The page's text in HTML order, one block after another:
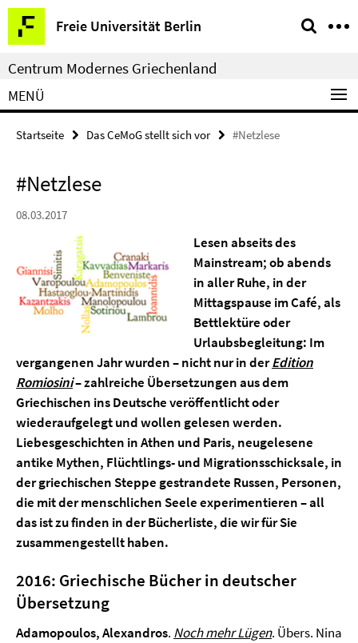
Springe
direkt
zu
Inhalt
Freie Universität Berlin
Service-
Navigation
Centrum Modernes Griechenland
MENÜ
Startseite Das CeMoG stellt sich vor #Netzlese
#Netzlese
08.03.2017
Lesen abseits des
Mainstream; ob abends
in aller Ruhe, in der
Mittagspause im Café, als
Bettlektüre oder
Urlaubsbegleitung: Im
vergangenen Jahr wurden – nicht nur in derEdition
Romiosini–zahlreiche Übersetzungen aus dem
Griechischen ins Deutscheveröffentlicht oder
wiederaufgelegt und wollen gelesen werden.
Liebesgeschichten in Athen und Paris, neugelesene
antike Mythen, Flüchtlings- und Migrationsschicksale, in
der griechischen Steppe gestrandete Russen, Personen,
die mit der menschlichen Seele experimentieren – all
das ist zu finden in der Bücherliste, die wir für Sie
zusammengestellt haben.
2016: Griechische Bücher in deutscher
Übersetzung
Adamopoulos, Alexandros. Noch mehr Lügen. Übers. Nina